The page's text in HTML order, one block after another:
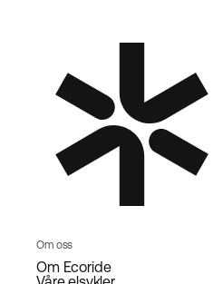
Om oss
Om Ecoride